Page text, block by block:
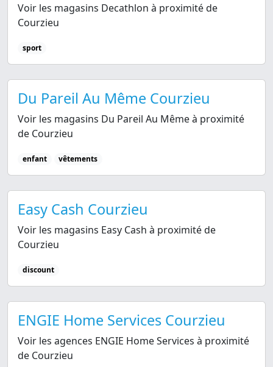
Voir les magasins Decathlon à proximité de
Courzieu
sport
Du Pareil Au Même Courzieu
Voir les magasins Du Pareil Au Même à proximité
de Courzieu
enfant vêtements
Easy Cash Courzieu
Voir les magasins Easy Cash à proximité de
Courzieu
discount
ENGIE Home Services Courzieu
Voir les agences ENGIE Home Services à proximité
de Courzieu